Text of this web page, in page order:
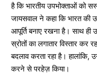
है कि भारतीय उपभोक्ताओं को
जायसवाल ने कहा कि भारत की
आपूर्ति बनाए रखना है। साथ ही
स्रोतों का लगातार विस्तार कर
बदलाव करता रहा है। हालांकि,
करने से परहेज़ किया।